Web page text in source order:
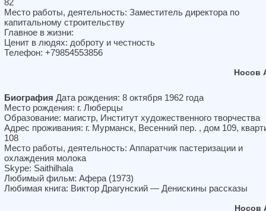
82
Место работы, деятельность: Заместитель директора по
капитальному строительству
Главное в жизни:
Ценит в людях: доброту и честность
Телефон: +79854553856
Носов
Биография Дата рождения: 8 октября 1962 года
Место рождения: г. Люберцы
Образование: магистр, Институт художественного творчества
Адрес проживания: г. Мурманск, Весенний пер. , дом 109,
108
Место работы, деятельность: Аппаратчик пастеризации и
охлаждения молока
Skype: Saithilhala
Любимый фильм: Афера (1973)
Любимая книга: Виктор Драгунский — Денискины рассказы
Носов